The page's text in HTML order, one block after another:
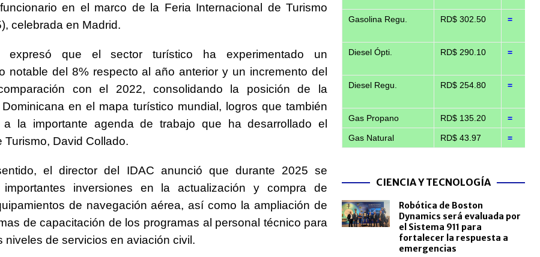
en el marco de la Feria Internacional de Turismo
celebrada en Madrid.
expresó que el sector turístico ha experimentado un
notable del 8% respecto al año anterior y un incremento del
con el 2022, consolidando la posición de la
en el mapa turístico mundial, logros que también
la importante agenda de trabajo que ha desarrollado el
Turismo, David Collado.
el director del IDAC anunció que durante 2025 se
importantes inversiones en la actualización y compra de
de navegación aérea, así como la ampliación de
de capacitación de los programas al personal técnico para
niveles de servicios en aviación civil.
Gasolina Regu. RD$ 302.50 =
Diesel Ópti. RD$ 290.10 =
Diesel Regu. RD$ 254.80 =
Gas Propano RD$ 135.20 =
Gas Natural RD$ 43.97 =
CIENCIA Y TECNOLOGÍA
Robótica de Boston
Dynamics será evaluada por
el Sistema 911 para
fortalecer la respuesta a
emergencias